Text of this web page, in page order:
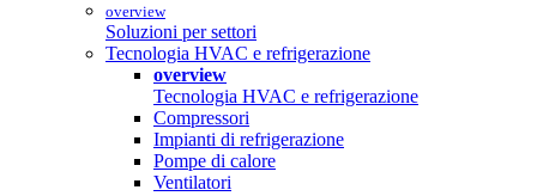
overview
Soluzioni per settori
Tecnologia HVAC e refrigerazione
overview
Tecnologia HVAC e refrigerazione
Compressori
Impianti di refrigerazione
Pompe di calore
Ventilatori